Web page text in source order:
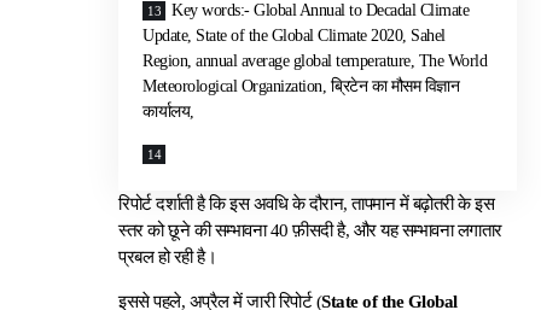
Key words:- Global Annual to Decadal Climate
Update, State of the Global Climate 2020, Sahel
Region, annual average global temperature, The World
Meteorological Organization, ब्रिटेन का मौसम विज्ञान
कार्यालय,
रिपोर्ट दर्शाती है कि इस अवधि के दौरान, तापमान में बढ़ोतरी के इस
स्तर को छूने की सम्भावना 40 फ़ीसदी है, और यह सम्भावना लगातार
प्रबल हो रही है।
इससे पहले, अप्रैल में जारी रिपोर्ट (State of the Global